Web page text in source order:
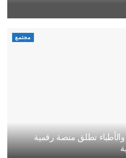
مجتمع
والأطباء تطلق منصة رقمية